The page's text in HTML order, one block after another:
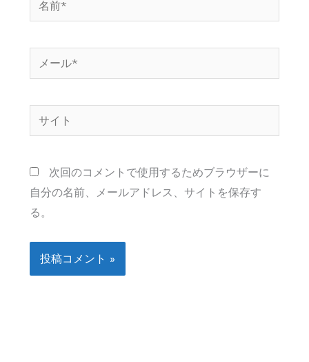
前
ー
イ
次回のコメントで使用するためブラウザーに
自分の名前、メールアドレス、サイトを保存す
る。